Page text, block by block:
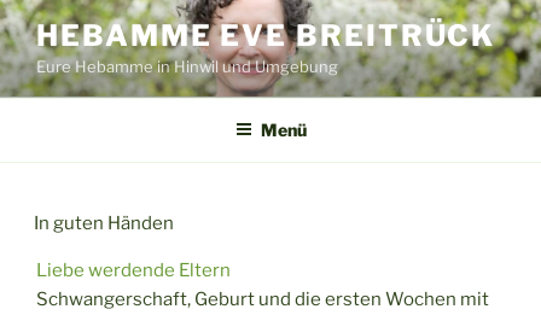
Zum
Inhalt
springen
HEBAMME EVE BREITRÜCK
Eure Hebamme in Hinwil und Umgebung
Menü
In guten Händen
Liebe werdende Eltern
Schwangerschaft, Geburt und die ersten Wochen mit